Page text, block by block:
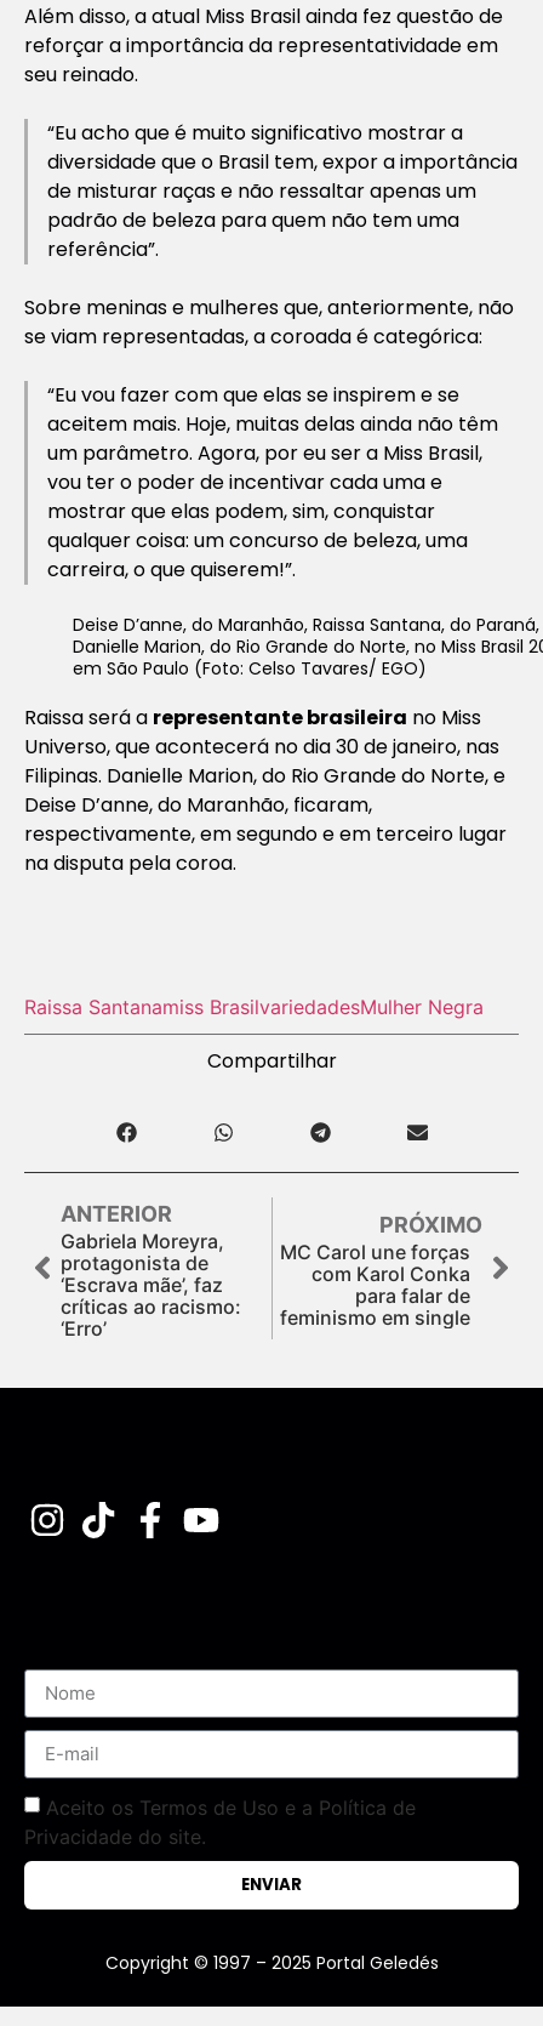
Além disso, a atual Miss Brasil ainda fez questão de
reforçar a importância da representatividade em
seu reinado.
“Eu acho que é muito significativo mostrar a
diversidade que o Brasil tem, expor a importância
de misturar raças e não ressaltar apenas um
padrão de beleza para quem não tem uma
referência”.
Sobre meninas e mulheres que, anteriormente, não
se viam representadas, a coroada é categórica:
“Eu vou fazer com que elas se inspirem e se
aceitem mais. Hoje, muitas delas ainda não têm
um parâmetro. Agora, por eu ser a Miss Brasil,
vou ter o poder de incentivar cada uma e
mostrar que elas podem, sim, conquistar
qualquer coisa: um concurso de beleza, uma
carreira, o que quiserem!”.
Deise D’anne, do Maranhão, Raissa Santana, do
Danielle Marion, do Rio Grande do Norte, no Miss Brasil
em São Paulo (Foto: Celso Tavares/ EGO)
Raissa será a representante brasileira no Miss
Universo, que acontecerá no dia 30 de janeiro, nas
Filipinas. Danielle Marion, do Rio Grande do Norte, e
Deise D’anne, do Maranhão, ficaram,
respectivamente, em segundo e em terceiro lugar
na disputa pela coroa.
Raissa Santanamiss BrasilvariedadesMulher Negra
Compartilhar
ANTERIOR
Gabriela Moreyra,
protagonista de
‘Escrava mãe’, faz
críticas ao racismo:
‘Erro’
PRÓXIMO
MC Carol une forças
com Karol Conka
para falar de
feminismo em single
Aceito os Termos de Uso e a Política de
Privacidade do site.
ENVIAR
Copyright © 1997 – 2025 Portal Geledés